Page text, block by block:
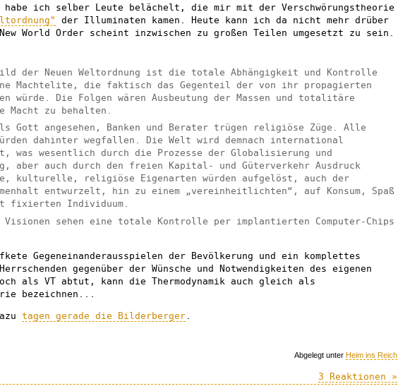
habe ich selber Leute belächelt, die mir mit der Verschwörungstheorie
der Illuminaten kamen. Heute kann ich da nicht mehr drüber
World Order scheint inzwischen zu großen Teilen umgesetzt zu sein.
der Neuen Weltordnung ist die totale Abhängigkeit und Kontrolle
Machtelite, die faktisch das Gegenteil der von ihr propagierten
würde. Die Folgen wären Ausbeutung der Massen und totalitäre
Macht zu behalten.
Gott angesehen, Banken und Berater trügen religiöse Züge. Alle
dahinter wegfallen. Die Welt wird demnach international
was wesentlich durch die Prozesse der Globalisierung und
aber auch durch den freien Kapital- und Güterverkehr Ausdruck
kulturelle, religiöse Eigenarten würden aufgelöst, auch der
entwurzelt, hin zu einem „vereinheitlichten“, auf Konsum, Spaß
fixierten Individuum.
Visionen sehen eine totale Kontrolle per implantierten Computer-Chips
Gegeneinanderausspielen der Bevölkerung und ein komplettes
gegenüber der Wünsche und Notwendigkeiten des eigenen
als VT abtut, kann die Thermodynamik auch gleich als
bezeichnen...
tagen gerade die Bilderberger .
Abgelegt unter Heim ins Reich
3 Reaktionen »